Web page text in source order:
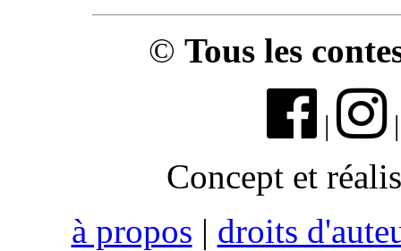
© Tous les
|
Concept et
à propos | droits